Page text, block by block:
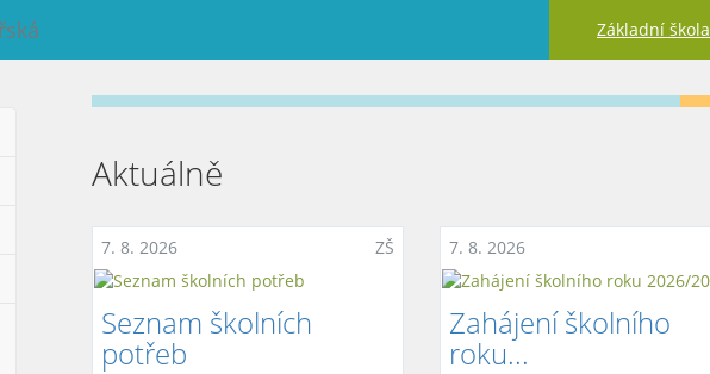
Základní škola
Aktuálně
7. 8. 2026 ZŠ
Seznam školních
potřeb
7. 8. 2026
Zahájení školního
roku...